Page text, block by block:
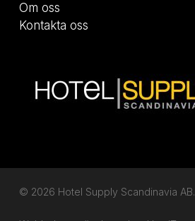
Om oss
Kontakta oss
© 2026 Hotel Supply Scandinavia AB.